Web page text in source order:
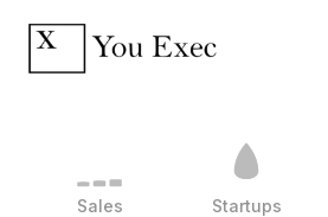
Sales Startups